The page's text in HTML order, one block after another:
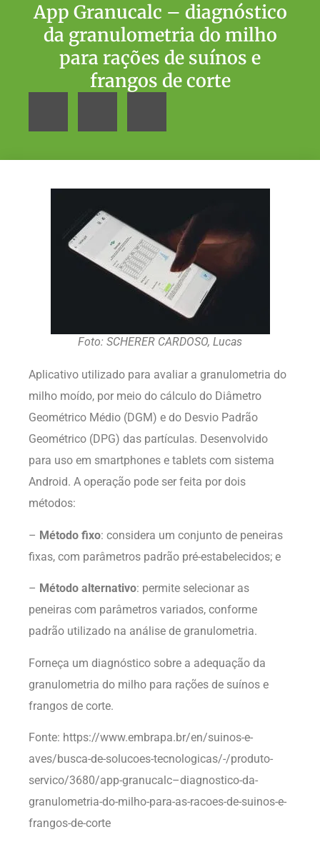
App Granucalc – diagnóstico
da granulometria do milho
para rações de suínos e
frangos de corte
Foto: SCHERER CARDOSO, Lucas
Aplicativo utilizado para avaliar a granulometria do
milho moído, por meio do cálculo do Diâmetro
Geométrico Médio (DGM) e do Desvio Padrão
Geométrico (DPG) das partículas. Desenvolvido
para uso em smartphones e tablets com sistema
Android. A operação pode ser feita por dois
métodos:
– Método fixo: considera um conjunto de peneiras
fixas, com parâmetros padrão pré-estabelecidos; e
– Método alternativo: permite selecionar as
peneiras com parâmetros variados, conforme
padrão utilizado na análise de granulometria.
Forneça um diagnóstico sobre a adequação da
granulometria do milho para rações de suínos e
frangos de corte.
Fonte: https://www.embrapa.br/en/suinos-e-
aves/busca-de-solucoes-tecnologicas/-/produto-
servico/3680/app-granucalc–diagnostico-da-
granulometria-do-milho-para-as-racoes-de-suinos-e-
frangos-de-corte